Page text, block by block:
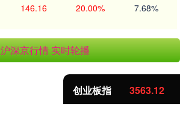
146.16 20.00% 7.68%
沪深京行情 实时轮播
47.56 1.35%